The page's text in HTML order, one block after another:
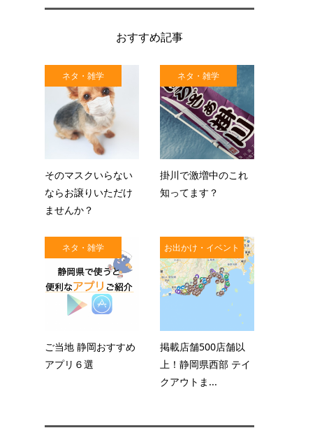
おすすめ記事
ネタ・雑学
そのマスクいらない
ならお譲りいただけ
ませんか？
ネタ・雑学
掛川で激増中のこれ
知ってます？
ネタ・雑学
ご当地 静岡おすすめ
アプリ６選
お出かけ・イベント
掲載店舗500店舗以
上！静岡県西部 テイ
クアウトま...